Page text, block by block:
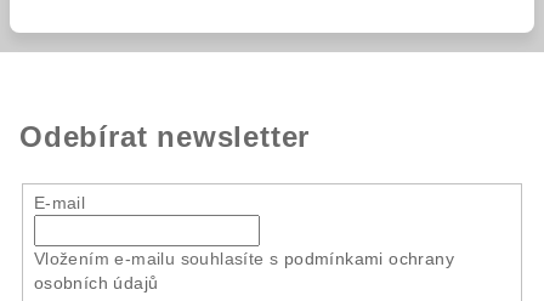
Odebírat newsletter
E-mail
Vložením e-mailu souhlasíte s podmínkami ochrany
osobních údajů